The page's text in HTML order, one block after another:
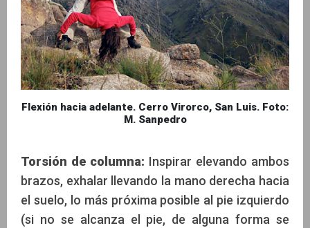
Flexión hacia adelante. Cerro Virorco, San Luis. Foto:
M. Sanpedro
Torsión de columna: Inspirar elevando ambos
brazos, exhalar llevando la mano derecha hacia
el suelo, lo más próxima posible al pie izquierdo
(si no se alcanza el pie, de alguna forma se